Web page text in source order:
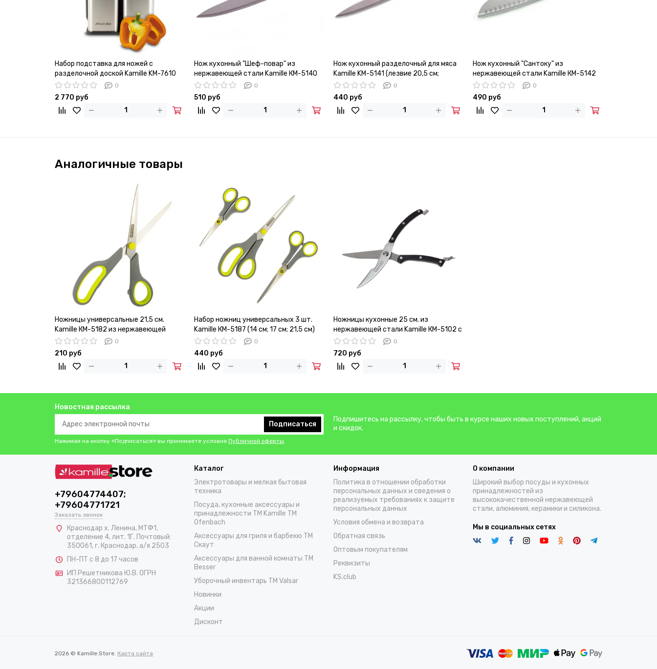
Набор подставка для ножей с
разделочной доской Kamille KM-7610
0
2 770 руб
Нож кухонный "Шеф-повар" из
нержавеющей стали Kamille КМ-5140
лезвие 20 см; рукоятка 13 см
0
510 руб
Нож кухонный разделочный для мяса
Kamille KM-5141 (лезвие 20,5 см;
рукоятка 13 см) из нержавеющей
стали
0
440 руб
Нож кухонный "Сантоку" из
нержавеющей стали Kamille КМ-5142
(лезвие 16 см; рукоятка 13 см)
0
490 руб
Аналогичные товары
Ножницы универсальные 21,5 см.
Kamille КМ-5182 из нержавеющей
стали с пластиковыми ручками
0
210 руб
Набор ножниц универсальных 3 шт.
Kamille КМ-5187 (14 см; 17 см; 21,5 см)
0
440 руб
Ножницы кухонные 25 см. из
нержавеющей стали Kamille КМ-5102 с
ручками из бакелита
0
720 руб
Новостная рассылка
Подписаться
Нажимая на кнопку «Подписаться» вы принимаете условия Публичной оферты.
Подпишитесь на рассылку, чтобы быть в курсе наших новых поступлений, акций
и скидок.
+79604774407;
+79604771721
Заказать звонок
Краснодар х. Ленина, МТФ1,
отделение 4, лит. 1Г. Почтовый:
350061, г. Краснодар, а/я 2503
ПН-ПТ с 8 до 17 часов
ИП Решетникова Ю.В. ОГРН
321366800112769
Каталог
Электротовары и мелкая бытовая
техника
Посуда, кухонные аксессуары и
принадлежности TM Kamille TM
Ofenbach
Аксессуары для гриля и барбекю TM
Скаут
Аксессуары для ванной комнаты TM
Besser
Уборочный инвентарь TM Valsar
Новинки
Акции
Дисконт
Информация
Политика в отношении обработки
персональных данных и сведения о
реализуемых требованиях к защите
персональных данных
Условия обмена и возврата
Обратная связь
Оптовым покупателям
Реквизиты
KS.club
О компании
Широкий выбор посуды и кухонных
принадлежностей из
высококачественной нержавеющей
стали, алюминия, керамики и силикона.
Мы в социальных сетях
2026 © Kamille.Store. Карта сайта